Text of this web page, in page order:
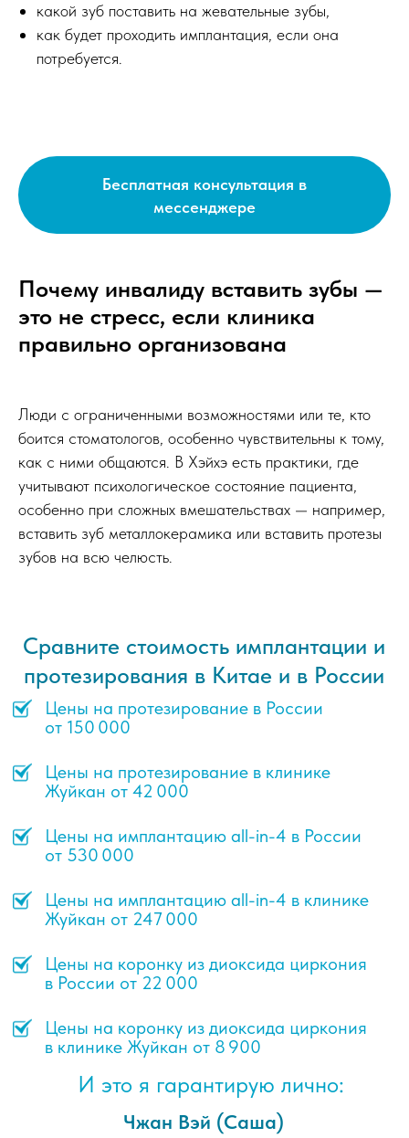
какой зуб поставить на жевательные зубы,
как будет проходить имплантация, если она
потребуется.
Бесплатная консультация в
мессенджере
Почему инвалиду вставить зубы —
это не стресс, если клиника
правильно организована
Люди с ограниченными возможностями или те, кто
боится стоматологов, особенно чувствительны к тому,
как с ними общаются. В Хэйхэ есть практики, где
учитывают психологическое состояние пациента,
особенно при сложных вмешательствах — например,
вставить зуб металлокерамика или вставить протезы
зубов на всю челюсть.